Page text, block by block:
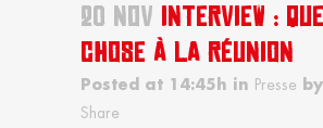
20 NOV INTERVIEW :
CHOSE À LA RÉUNION
Posted at 14:45h in Presse by
Share